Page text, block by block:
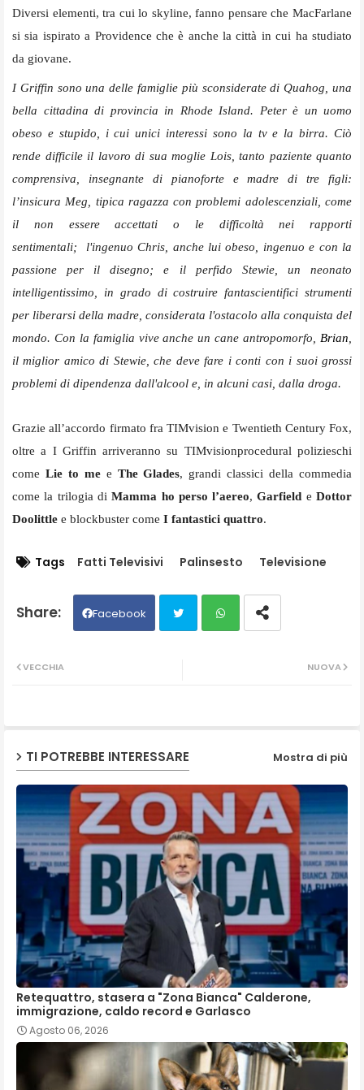
Diversi elementi, tra cui lo skyline, fanno pensare che MacFarlane
si sia ispirato a Providence che è anche la città in cui ha studiato
da giovane.
I Griffin sono una delle famiglie più sconsiderate di Quahog, una
bella cittadina di provincia in Rhode Island. Peter è un uomo
obeso e stupido, i cui unici interessi sono la tv e la birra. Ciò
rende difficile il lavoro di sua moglie Lois, tanto paziente quanto
comprensiva, insegnante di pianoforte e madre di tre figli:
l’insicura Meg, tipica ragazza con problemi adolescenziali, come
il non essere accettati o le difficoltà nei rapporti
sentimentali; l'ingenuo Chris, anche lui obeso, ingenuo e con la
passione per il disegno; e il perfido Stewie, un neonato
intelligentissimo, in grado di costruire fantascientifici strumenti
per liberarsi della madre, considerata l'ostacolo alla conquista del
mondo. Con la famiglia vive anche un cane antropomorfo, Brian
il miglior amico di Stewie, che deve fare i conti con i suoi grossi
problemi di dipendenza dall'alcool e, in alcuni casi, dalla droga.
Grazie all’accordo firmato fra TIMvision e Twentieth Century Fox,
oltre a I Griffin arriveranno su TIMvisionprocedural polizieschi
come Lie to mee The Glades, grandi classici della commedia
come la trilogia diMamma ho perso l’aereo,Garfield eDottor
Doolittle e blockbuster come I fantastici quattro.
Tags Fatti Televisivi Palinsesto Televisione
Facebook
NUOVA
VECCHIA
TI POTREBBE INTERESSARE Mostra di più
Retequattro, stasera a "Zona Bianca" Calderone,
immigrazione, caldo record e Garlasco
Agosto 06, 2026